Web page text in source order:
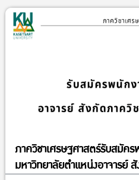
ภาควิชาเศรษฐศาสตร์รับสมัค
มหาวิทยาลัยตำแหน่งอาจารย์